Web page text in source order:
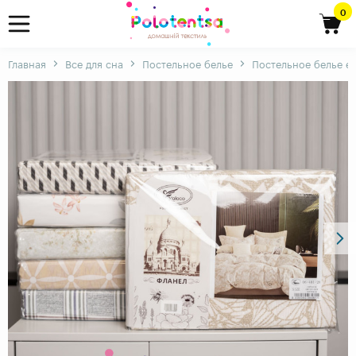
0
Главная Все для сна Постельное белье Постельное белье